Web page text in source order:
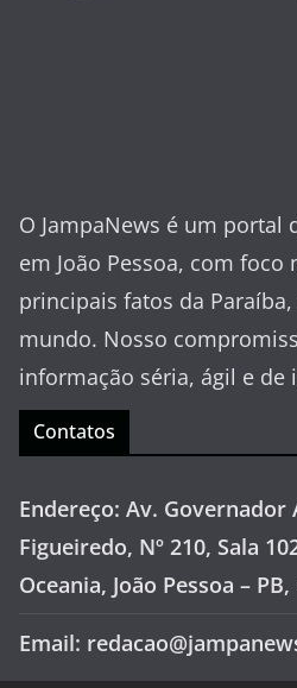
O JampaNews é um portal
em João Pessoa, com foco
principais fatos da
mundo. Nosso
informação séria, ágil e de
Contatos
Endereço: Av.
Figueiredo, Nº 210, Sala
Oceania, João Pessoa – PB,
Email: